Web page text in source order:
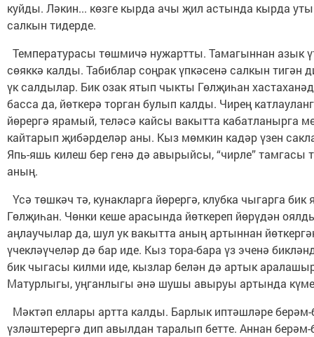
куйды. Ләкин... көзге кырда ачы җил астында кырда
салкын тидерде.
Температурасы төшмичә нужартты. Тамагыннан азык
сөяккә калды. Табиблар соңрак үпкәсенә салкын тигән
үк салдылар. Бик озак ятып чыкты Гөлҗиһан
басса да, йөткерә торган булып калды. Чирең
йөрергә ярамый, теләсә кайсы вакытта кабатланырга
кайтарып җибәрделәр аны. Кыз мөмкин кадәр үзен
Япь-яшь килеш бер генә дә авырыйсы, “чирле” тамгасы
аның.
Үсә төшкәч тә, кунакларга йөрергә, клубка чыгарга
Гөлҗиһан. Чөнки кеше арасында йөткереп йөрүдән
аңлаучылар да, шул ук вакытта аның артыннан
үчекләүчеләр дә бар иде. Кыз тора-бара үз эченә
бик чыгасы килми иде, кызлар белән дә артык
Матурлыгы, уңганлыгы әнә шушы авыруы артында
Мәктәп еллары артта калды. Барлык иптәшләре
үзләштерергә дип авылдан таралып бетте. Аннан